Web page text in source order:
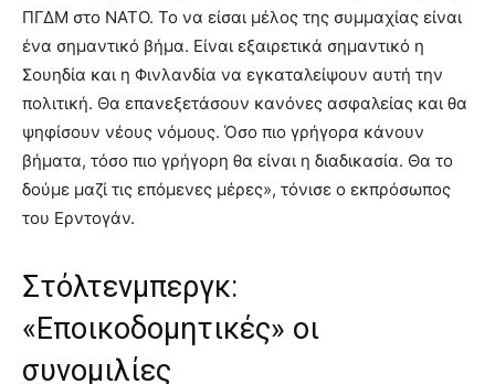
ΠΓΔΜ στο ΝΑΤΟ. Το να είσαι μέλος της συμμαχίας είναι
ένα σημαντικό βήμα. Είναι εξαιρετικά σημαντικό η
Σουηδία και η Φινλανδία να εγκαταλείψουν αυτή την
πολιτική. Θα επανεξετάσουν κανόνες ασφαλείας και θα
ψηφίσουν νέους νόμους. Όσο πιο γρήγορα κάνουν
βήματα, τόσο πιο γρήγορη θα είναι η διαδικασία. Θα το
δούμε μαζί τις επόμενες μέρες», τόνισε ο εκπρόσωπος
του Ερντογάν.
Στόλτενμπεργκ:
«Εποικοδομητικές» οι
συνομιλίες